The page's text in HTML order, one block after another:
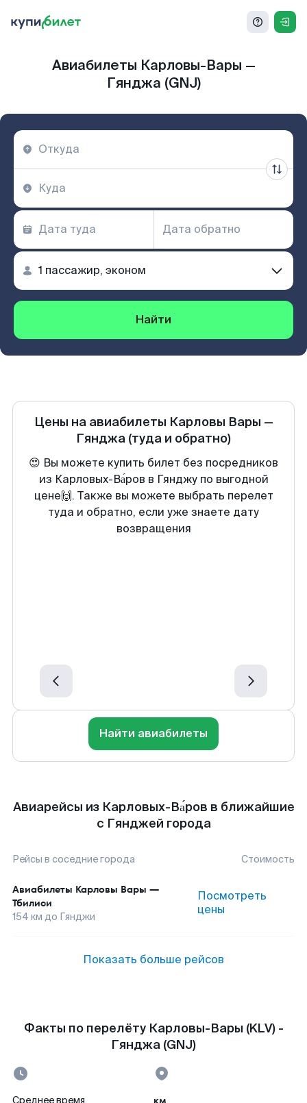
Авиабилеты Карловы-Вары —
Гянджа (GNJ)
Найти
Цены на авиабилеты Карловы Вары —
Гянджа (туда и обратно)
😍 Вы можете купить билет без посредников
из Карловых-Ва́ров в Гянджу по выгодной
цене🙌. Также вы можете выбрать перелет
туда и обратно, если уже знаете дату
возвращения
Найти авиабилеты
Авиарейсы из Карловых-Ва́ров в ближайшие
с Гянджей города
Рейсы в соседние города Стоимость
Авиабилеты Карловы Вары —
Тбилиси
154 км до Гянджи
Посмотреть
цены
Показать больше рейсов
Факты по перелёту Карловы-Вары (KLV) -
Гянджа (GNJ)
Среднее время
км